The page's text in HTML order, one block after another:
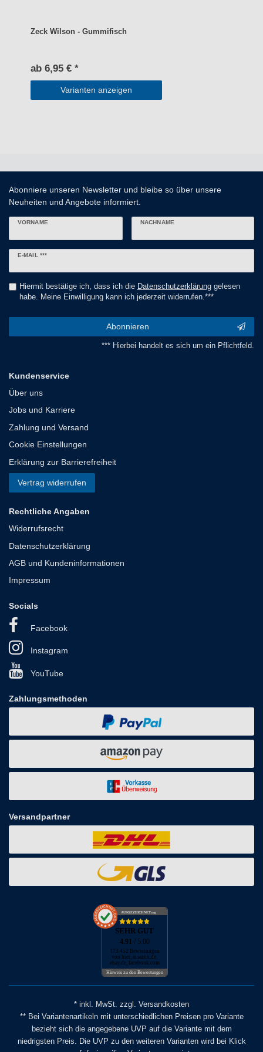
Zeck Wilson - Gummifisch
ab 6,95 € *
Varianten anzeigen
Abonniere unseren Newsletter und bleibe so über unsere
Neuheiten und Angebote informiert.
VORNAME NACHNAME
E-MAIL ***
Newsletter
Hiermit bestätige ich, dass ich die Daten­schutz­erklärunggelesen
habe. Meine Einwilligung kann ich jederzeit widerrufen.***
Abonnieren
*** Hierbei handelt es sich um ein Pflichtfeld.
Kundenservice
Über uns
Jobs und Karriere
Zahlung und Versand
Cookie Einstellungen
Erklärung zur Barrierefreiheit
Vertrag widerrufen
Rechtliche Angaben
Widerrufsrecht
Datenschutzerklärung
AGB und Kundeninformationen
Impressum
Socials
Facebook
Instagram
YouTube
Zahlungsmethoden
Versandpartner
AUSGEZEICHNET.org
SEHR GUT
4.91 / 5.00
173.452 Bewertungen
von hier, amazon.de,
ebay.de, facebook.com
Hinweis zu den Bewertungen
* inkl. MwSt. zzgl. Versandkosten
** Bei Variantenartikeln mit unterschiedlichen Preisen pro Variante
bezieht sich die angegebene UVP auf die Variante mit dem
niedrigsten Preis. Die UVP zu den weiteren Varianten wird bei Klick